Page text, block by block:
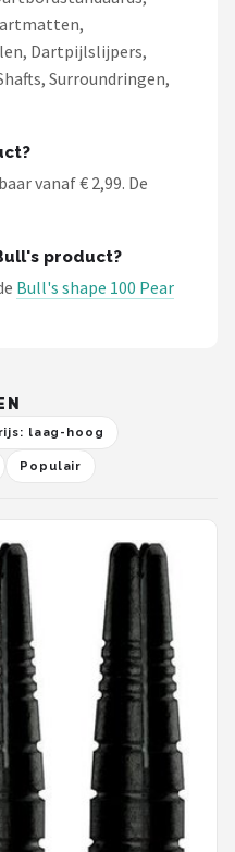
Dartpijlslijpers,
Surroundringen,
vanaf € 2,99. De
product?
Bull's shape 100 Pear
laag-hoog
Populair